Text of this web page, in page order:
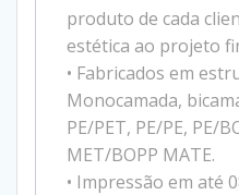
produto de cada
estética ao projeto
• Fabricados em
Monocamada,
PE/PET, PE/PE, PE/
MET/BOPP MATE.
• Impressão em até